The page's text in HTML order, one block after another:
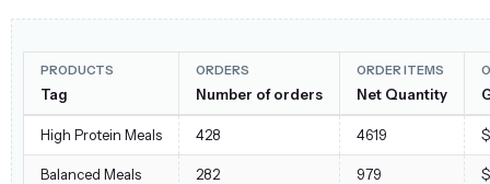
PRODUCTS
Tag
ORDERS
Number of orders
ORDER ITEMS
Net Quantity
High Protein Meals 428 4619
Balanced Meals 282 979